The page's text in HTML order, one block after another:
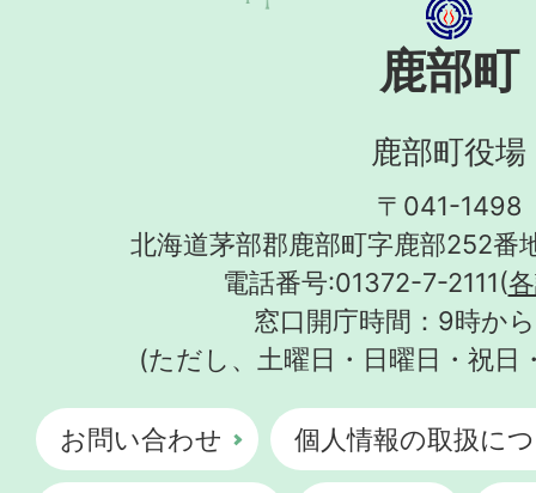
鹿部町
鹿部町役場
〒041-1498
北海道茅部郡鹿部町字鹿部252番
電話番号:01372-7-2111(
窓口開庁時間：9時か
(ただし、土曜日・日曜日・祝日
お問い合わせ 個人情報の取扱に